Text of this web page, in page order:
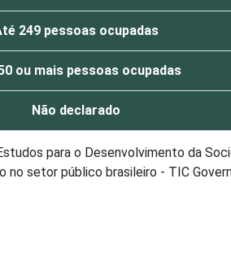
249 pessoas ocupadas
ou mais pessoas ocupadas
Não declarado
para o Desenvolvimento da
no setor público brasileiro - TIC